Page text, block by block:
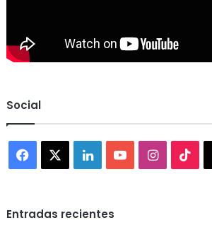
Social
Facebook LinkedInYouTubeInstagram
Entradas recientes